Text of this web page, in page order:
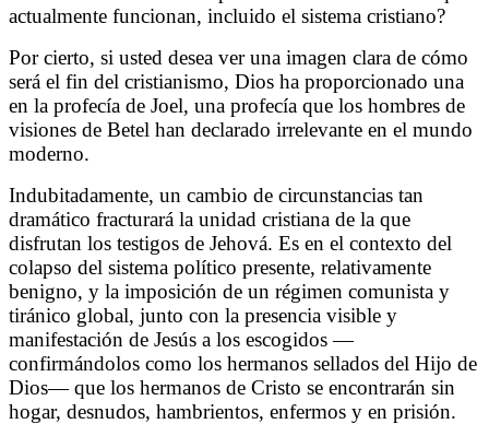
actualmente funcionan, incluido el sistema cristiano?
Por cierto, si usted desea ver una imagen clara de cómo
será el fin del cristianismo, Dios ha proporcionado una
en la profecía de Joel, una profecía que los hombres de
visiones de Betel han declarado irrelevante en el mundo
moderno.
Indubitadamente, un cambio de circunstancias tan
dramático fracturará la unidad cristiana de la que
disfrutan los testigos de Jehová. Es en el contexto del
colapso del sistema político presente, relativamente
benigno, y la imposición de un régimen comunista y
tiránico global, junto con la presencia visible y
manifestación de Jesús a los escogidos —
confirmándolos como los hermanos sellados del Hijo de
Dios— que los hermanos de Cristo se encontrarán sin
hogar, desnudos, hambrientos, enfermos y en prisión.